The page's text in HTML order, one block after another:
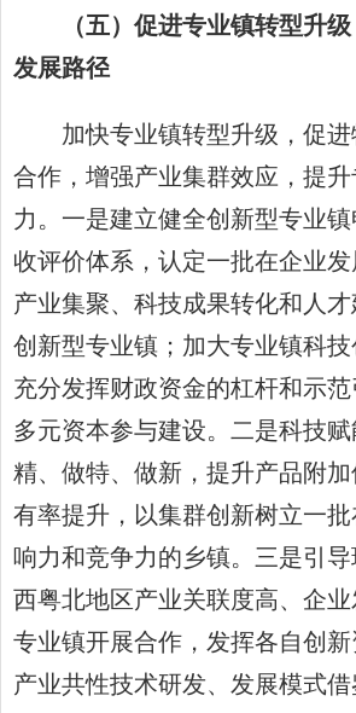
（五）促进专业镇转型升
发展路径
加快专业镇转型升级，促
合作，增强产业集群效应，提
力。一是建立健全创新型专业
收评价体系，认定一批在企业发
产业集聚、科技成果转化和人
创新型专业镇；加大专业镇科技
充分发挥财政资金的杠杆和示
多元资本参与建设。二是科技
精、做特、做新，提升产品附
有率提升，以集群创新树立一
响力和竞争力的乡镇。三是引
西粤北地区产业关联度高、企
专业镇开展合作，发挥各自创
产业共性技术研发、发展模式